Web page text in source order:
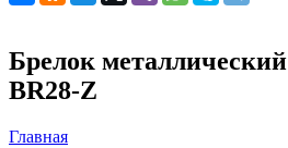
Брелок
BR28-Z
Главная